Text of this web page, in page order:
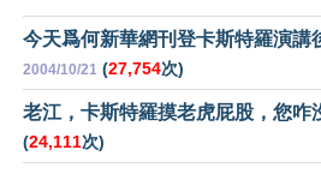
今天爲何新華網刊登卡斯特羅演講
2004/10/21 (27,754次)
老江，卡斯特羅摸老虎屁股，您咋
(24,111次)